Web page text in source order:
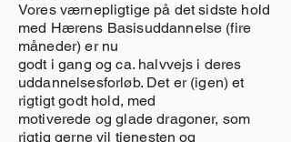
Vores værnepligtige på det sidste hold
med Hærens Basisuddannelse (fire
måneder) er nu
godt i gang og ca. halvvejs i deres
uddannelsesforløb. Det er (igen) et
rigtigt godt hold, med
motiverede og glade dragoner, som
rigtig gerne vil tjenesten og